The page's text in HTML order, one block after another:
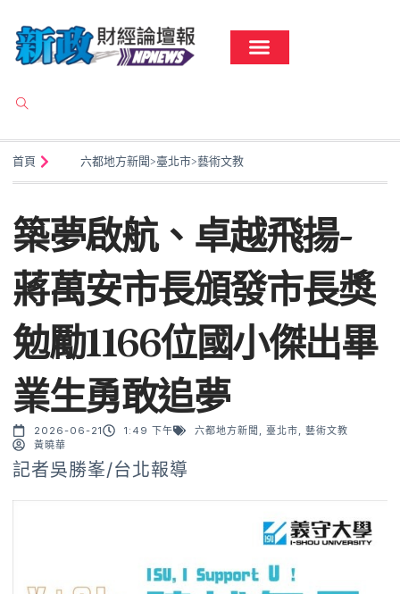
首頁 六都地方新聞>臺北市>藝術文教
築夢啟航、卓越飛揚-
蔣萬安市長頒發市長獎
勉勵1166位國小傑出畢
業生勇敢追夢
2026-06-21 1:49 下午 六都地方新聞 臺北市
藝術文教
黃曉華
記者吳勝峯/台北報導